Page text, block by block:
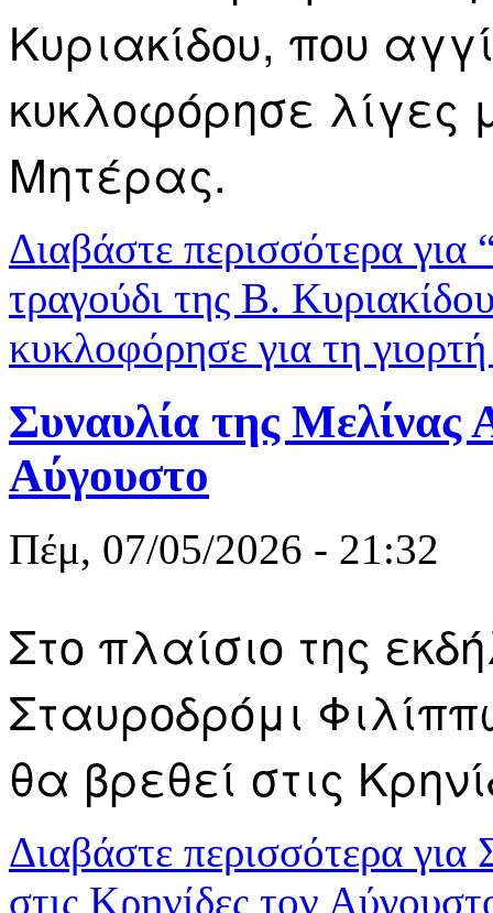
Κυριακίδου, που
κυκλοφόρησε λίγες
Μητέρας.
Διαβάστε περισσότερα για
τραγούδι της Β.
κυκλοφόρησε για τη
Συναυλία της Μελίνας
Αύγουστο
Πέμ, 07/05/2026 - 21:32
Στο πλαίσιο της
Σταυροδρόμι
θα βρεθεί στις
Διαβάστε περισσότερα για
στις Κρηνίδες τον